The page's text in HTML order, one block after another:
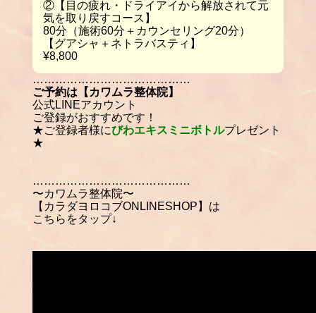
②【目の疲れ・ドライアイから解放されて元
気を取り戻すコース】
80分（施術60分＋カウンセリング20分）
【グアシャ＋ネトラバスティ】
¥8,800
……………………………………
ご予約は【カワムラ整体院】
公式LINEアカウント
ご登録がおすすめです！
★ご登録者様にびわエキスミニボトルプレゼント
★
……………………………………
〜カワムラ整体院〜
【カラダヨロコブONLINESHOP】は
こちらをタップ↓